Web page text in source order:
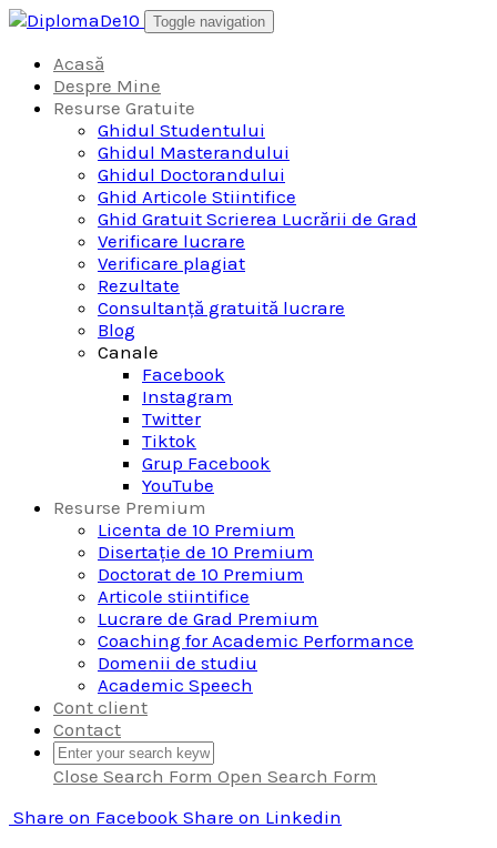
Skip
content
Toggle navigation
Acasă
Despre Mine
Resurse Gratuite
Ghidul Studentului
Ghidul Masterandului
Ghidul Doctorandului
Ghid Articole Stiintifice
Ghid Gratuit Scrierea Lucrării de Grad
Verificare lucrare
Verificare plagiat
Rezultate
Consultanță gratuită lucrare
Blog
Canale
Facebook
Instagram
Twitter
Tiktok
Grup Facebook
YouTube
Resurse Premium
Licenta de 10 Premium
Disertație de 10 Premium
Doctorat de 10 Premium
Articole stiintifice
Lucrare de Grad Premium
Coaching for Academic Performance
Domenii de studiu
Academic Speech
Cont client
Contact
Close Search Form Open Search Form
Share on Facebook Share on Linkedin